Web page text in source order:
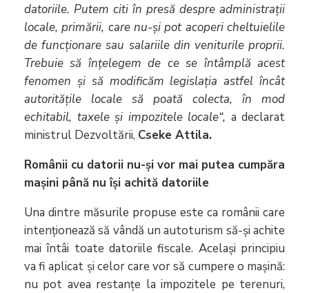
datoriile. Putem citi în presă despre administrații
locale, primării, care nu-și pot acoperi cheltuielile
de funcționare sau salariile din veniturile proprii.
Trebuie să înțelegem de ce se întâmplă acest
fenomen și să modificăm legislația astfel încât
autoritățile locale să poată colecta, în mod
echitabil, taxele și impozitele locale“, a declarat
ministrul Dezvoltării, Cseke Attila.
Românii cu datorii nu-și vor mai putea cumpăra
mașini până nu își achită datoriile
Una dintre măsurile propuse este ca românii care
intenționează să vândă un autoturism să-și achite
mai întâi toate datoriile fiscale. Același principiu
va fi aplicat și celor care vor să cumpere o mașină:
nu pot avea restanțe la impozitele pe terenuri,